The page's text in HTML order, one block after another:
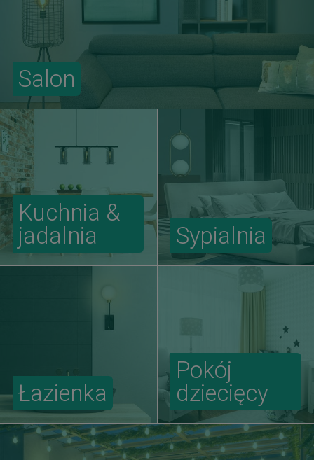
Salon
Kuchnia &
jadalnia
Sypialnia
Łazienka
Pokój
dziecięcy